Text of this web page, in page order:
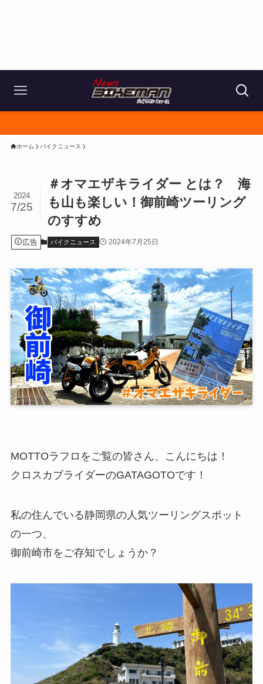
ホーム バイクニュース
＃オマエザキライダー とは？ 海
も山も楽しい！御前崎ツーリング
のすすめ
2024
7/25
広告 バイクニュース 2024年7月25日
MOTTOラフロをご覧の皆さん、こんにちは！
クロスカブライダーのGATAGOTOです！
私の住んでいる静岡県の人気ツーリングスポット
の一つ、
御前崎市をご存知でしょうか？